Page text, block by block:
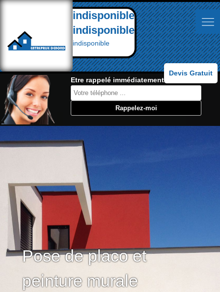
indisponible
indisponible
indisponible
Devis Gratuit
Etre rappelé immédiatement:
Pose de placo et
peinture murale